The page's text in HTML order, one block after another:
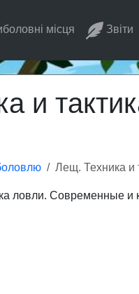
місця Звіти
и
Лещ. Техника и
ловли. Современные и